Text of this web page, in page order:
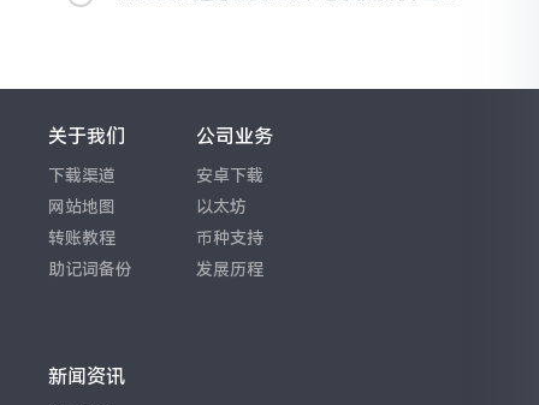
关于我们
下载渠道
网站地图
转账教程
助记词备份
公司业务
安卓下载
以太坊
币种支持
发展历程
新闻资讯